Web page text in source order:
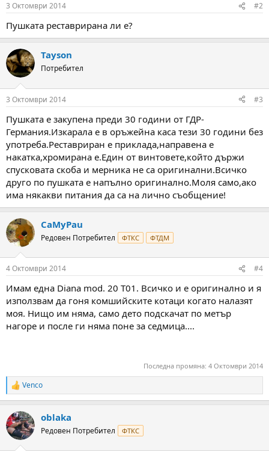
s
3 Октомври 2014 #2
Пушката реставрирана ли е?
Tayson
Потребител
3 Октомври 2014 #3
Пушката е закупена преди 30 години от ГДР-
Германия.Изкарала е в оръжейна каса тези 30 години без
употреба.Реставриран е приклада,направена е
накатка,хромирана е.Един от винтовете,който държи
спусковата скоба и мерника не са оригинални.Всичко
друго по пушката е напълно оригинално.Моля само,ако
има някакви питания да са на лично съобщение!
CaMyPau
Редовен Потребител ФТКС ФТДМ
4 Октомври 2014 #4
Имам една Diana mod. 20 T01. Всичко и е оригинално и я
използвам да гоня комшийските котаци когато налазят
моя. Нищо им няма, само дето подскачат по метър
нагоре и после ги няма поне за седмица....
Последна промяна: 4 Октомври 2014
R
e
c
t
i
Venco
oblaka
Редовен Потребител ФТКС